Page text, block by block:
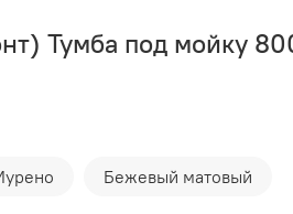
Тумба под мойку
Бежевый матовый